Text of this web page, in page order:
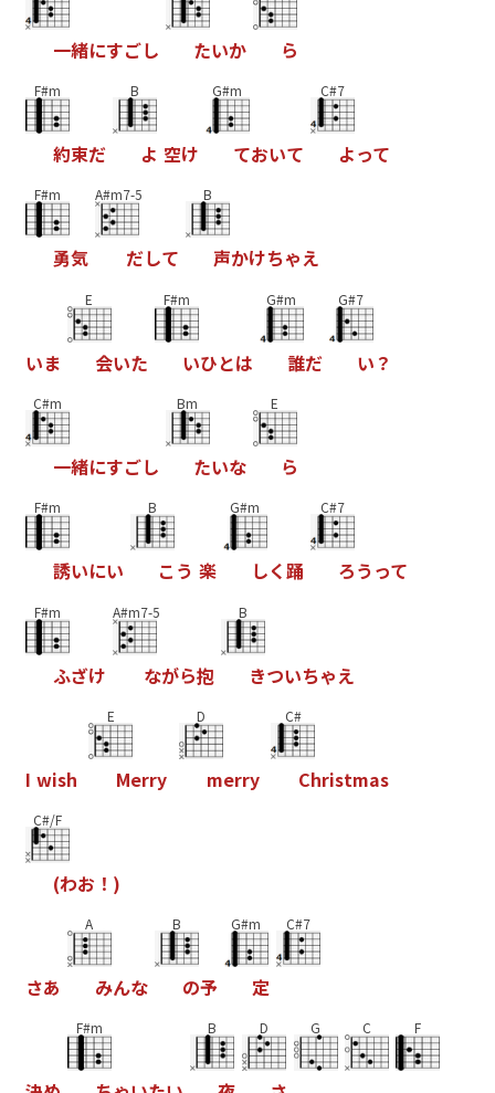
一緒にすごし たいか ら
F#m
約束だ
B
よ 空け
G#m
ておいて
C#7
よって
F#m
勇気
A#m7-5
だして
B
声かけちゃえ
いま
E
会いた
F#m
いひとは
G#m
誰だ
G#7
い ？
C#m
一緒にすごし
Bm
たいな
E
ら
F#m
誘いにい
B
こ う 楽
G#m
しく踊
C#7
ろう って
F#m
ふざけ
A#m7-5
ながら抱
B
きついちゃえ
I wish
E
Merry
D
merry
C#
Christmas
C#/F
(わお ！ )
さあ
A
みんな
B
の予
G#m
定
C#7
F#m B D G C F